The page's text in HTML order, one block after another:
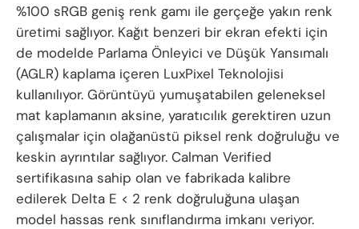
%100 sRGB geniş renk gamı ile gerçeğe yakın renk
üretimi sağlıyor. Kağıt benzeri bir ekran efekti için
de modelde Parlama Önleyici ve Düşük Yansımalı
(AGLR) kaplama içeren LuxPixel Teknolojisi
kullanılıyor. Görüntüyü yumuşatabilen geleneksel
mat kaplamanın aksine, yaratıcılık gerektiren uzun
çalışmalar için olağanüstü piksel renk doğruluğu ve
keskin ayrıntılar sağlıyor. Calman Verified
sertifikasına sahip olan ve fabrikada kalibre
edilerek Delta E < 2 renk doğruluğuna ulaşan
model hassas renk sınıflandırma imkanı veriyor.